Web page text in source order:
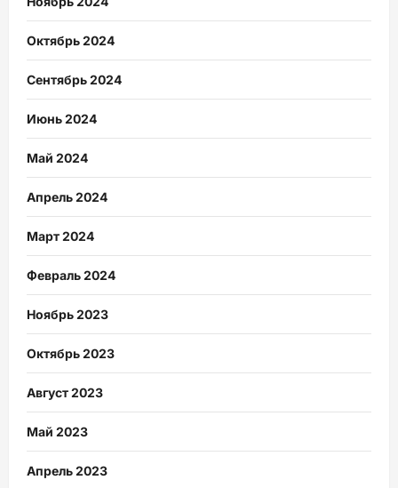
Октябрь 2024
Сентябрь 2024
Июнь 2024
Май 2024
Апрель 2024
Март 2024
Февраль 2024
Ноябрь 2023
Октябрь 2023
Август 2023
Май 2023
Апрель 2023